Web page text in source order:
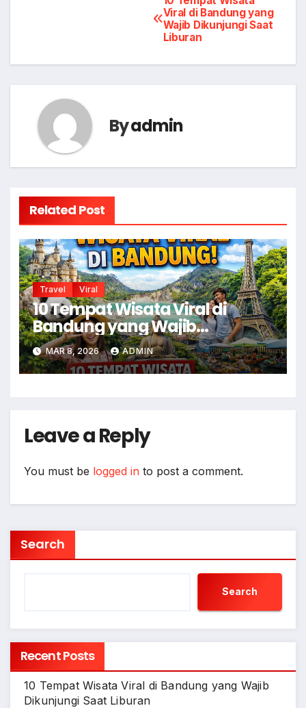
Viral di Bandung yang
Wajib Dikunjungi Saat
Liburan
Byadmin
Related Post
Travel Viral
10 Tempat Wisata Viral di
Bandung yang Wajib
Dikunjungi Saat Liburan
MAR 8, 2026 ADMIN
Leave a Reply
You must be logged in to post a comment.
Search
Search
Recent Posts
10 Tempat Wisata Viral di Bandung yang Wajib
Dikunjungi Saat Liburan